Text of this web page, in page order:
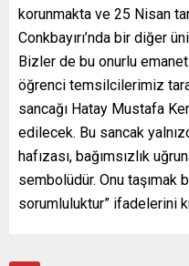
korunmakta ve 25 Nisan
Conkbayırı’nda bir diğer
Bizler de bu onurlu
öğrenci temsilcilerimiz
sancağı Hatay Mustafa
edilecek. Bu sancak
hafızası, bağımsızlık
sembolüdür. Onu taşımak
sorumluluktur” ifadelerini